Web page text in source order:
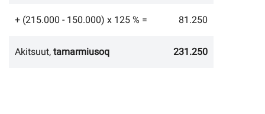
+ (215.000 - 150.000) x 125 % = 81.250
Akitsuut, tamarmiusoq 231.250